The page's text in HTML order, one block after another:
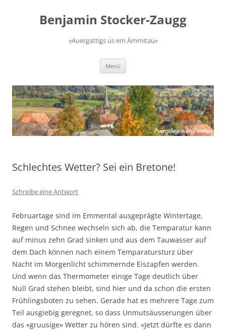
springenBenjamin Stocker-Zaugg
«Auergattigs us em Ämmitau»
Menü
Schlechtes Wetter? Sei ein Bretone!
Schreibe eine Antwort
Februartage sind im Emmental ausgeprägte Wintertage,
Regen und Schnee wechseln sich ab, die Temparatur kann
auf minus zehn Grad sinken und aus dem Tauwasser auf
dem Dach können nach einem Temparatursturz über
Nacht im Morgenlicht schimmernde Eiszapfen werden.
Und wenn das Thermometer einige Tage deutlich über
Null Grad stehen bleibt, sind hier und da schon die ersten
Frühlingsboten zu sehen. Gerade hat es mehrere Tage zum
Teil ausgiebig geregnet, so dass Unmutsäusserungen über
das «gruusige» Wetter zu hören sind. «Jetzt dürfte es dann